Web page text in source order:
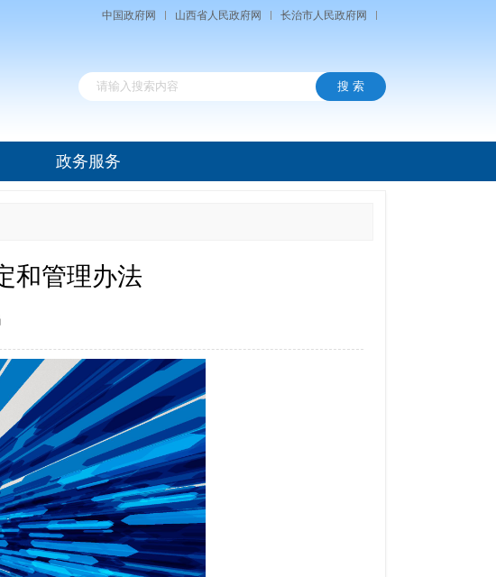
中国政府网 山西省人民政府网 长治市人民政府网
政务服务
和管理办法